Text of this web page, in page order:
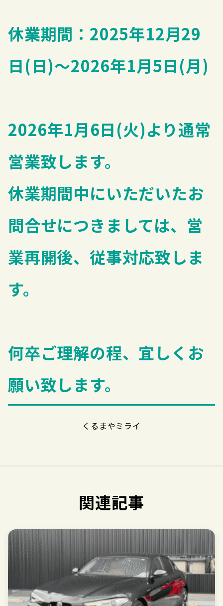
休業期間：2025年12月29
日(日)～2026年1月5日(月)
2026年1月6日(火)より通常
営業致します。
休業期間中にいただいたお
問合せにつきましては、営
業再開後、従事対応致しま
す。
何卒ご理解の程、宜しくお
願い致します。
くるまやミライ
関連記事